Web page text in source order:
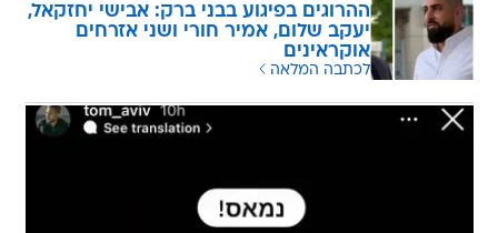
ההרוגים בפיגוע בבני ברק: אבישי יחזקאל,
יעקב שלום, אמיר חורי ושני אזרחים
אוקראינים
לכתבה המלאה